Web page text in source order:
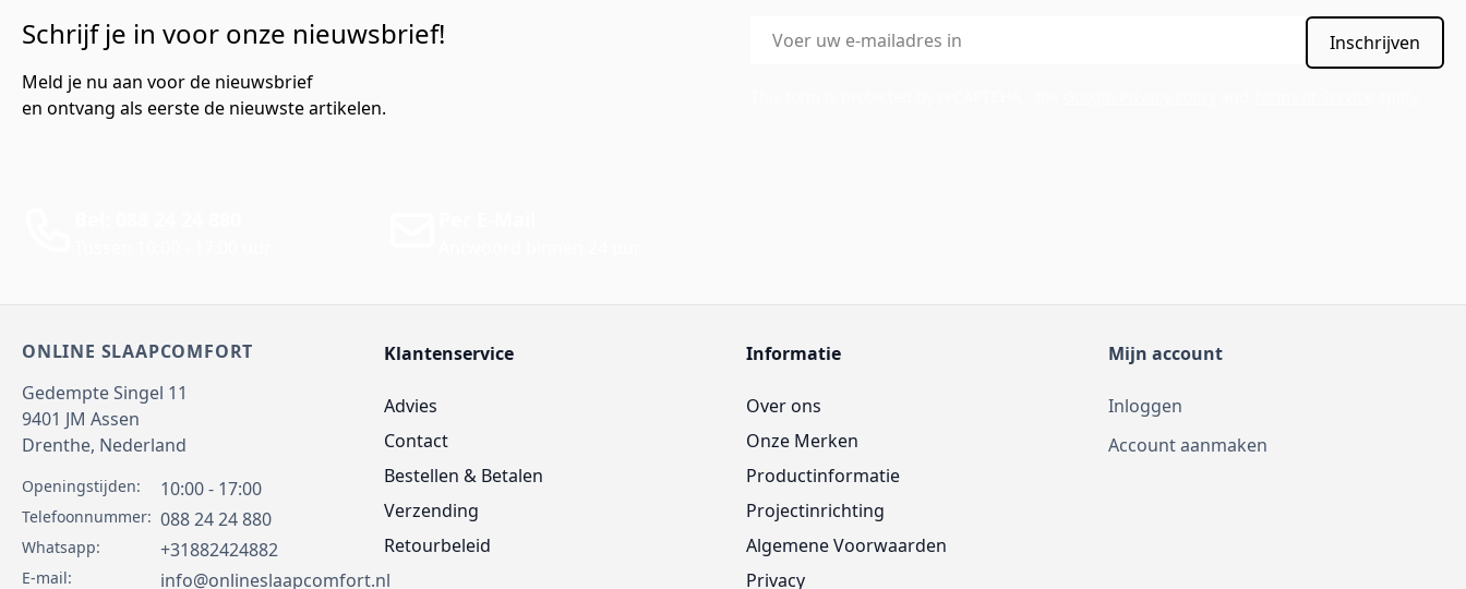
Schrijf je in voor onze nieuwsbrief!
Meld je nu aan voor de nieuwsbrief
en ontvang als eerste de nieuwste artikelen.
E-mailadres
Inschrijven
ONLINE SLAAPCOMFORT
Gedempte Singel 11
9401 JM Assen
Drenthe, Nederland
Openingstijden: 10:00 - 17:00
Telefoonnummer: 088 24 24 880
Whatsapp: +31882424882
E-mail: info@onlineslaapcomfort.nl
Klantenservice
Advies
Contact
Bestellen & Betalen
Verzending
Retourbeleid
Informatie
Over ons
Onze Merken
Productinformatie
Projectinrichting
Algemene Voorwaarden
Privacy
Mijn account
Inloggen
Account aanmaken